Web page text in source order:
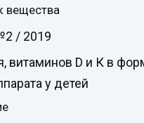
вещества
/ 2019
витаминов D и К в
у детей